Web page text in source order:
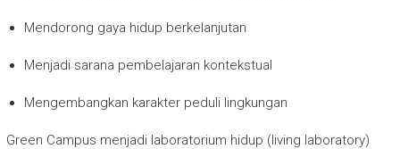
Mendorong gaya hidup berkelanjutan
Menjadi sarana pembelajaran kontekstual
Mengembangkan karakter peduli lingkungan
Green Campus menjadi laboratorium hidup (living laboratory)